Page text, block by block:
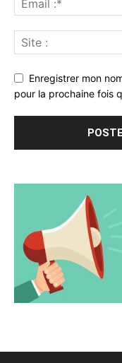
Enregistrer mon
pour la prochaine fois